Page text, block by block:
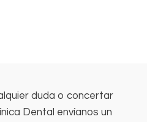
duda o concertar
Dental envíanos un